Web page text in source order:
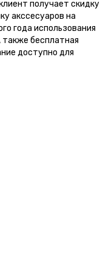
получает скидку
акссесуаров на
года использования
также бесплатная
доступно для